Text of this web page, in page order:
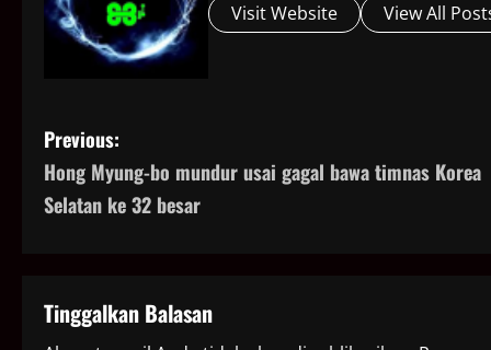
Visit Website View All
P
o
n
Previous:
Hong Myung-bo mundur usai gagal bawa timnas Korea
Selatan ke 32 besar
Tinggalkan Balasan